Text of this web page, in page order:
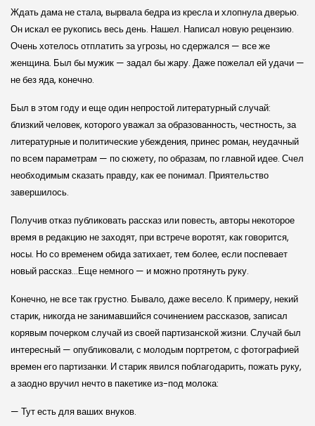
Ждать дама не стала, вырвала бедра из кресла и хлопнула дверью.
Он искал ее рукопись весь день. Нашел. Написал новую рецензию.
Очень хотелось отплатить за угрозы, но сдержался — все же
женщина. Был бы мужик — задал бы жару. Даже пожелал ей удачи —
не без яда, конечно.
Был в этом году и еще один непростой литературный случай:
близкий человек, которого уважал за образованность, честность, за
литературные и политические убеждения, принес роман, неудачный
по всем параметрам — по сюжету, по образам, по главной идее. Счел
необходимым сказать правду, как ее понимал. Приятельство
завершилось.
Получив отказ публиковать рассказ или повесть, авторы некоторое
время в редакцию не заходят, при встрече воротят, как говорится,
носы. Но со временем обида затихает, тем более, если поспевает
новый рассказ…Еще немного — и можно протянуть руку.
Конечно, не все так грустно. Бывало, даже весело. К примеру, некий
старик, никогда не занимавшийся сочинением рассказов, записал
корявым почерком случай из своей партизанской жизни. Случай был
интересный — опубликовали, с молодым портретом, с фотографией
времен его партизанки. И старик явился поблагодарить, пожать руку,
а заодно вручил нечто в пакетике из-под молока:
— Тут есть для ваших внуков.